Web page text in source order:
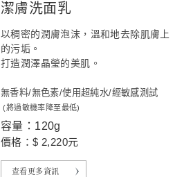
潔膚洗面乳
以稠密的潤膚泡沫，溫和地去除肌膚上
的污垢。
打造潤澤晶瑩的美肌。
無香料/無色素/使用超純水/經敏感測試
(將過敏機率降至最低)
容量：120g
價格：$ 2,220元
查看更多資訊